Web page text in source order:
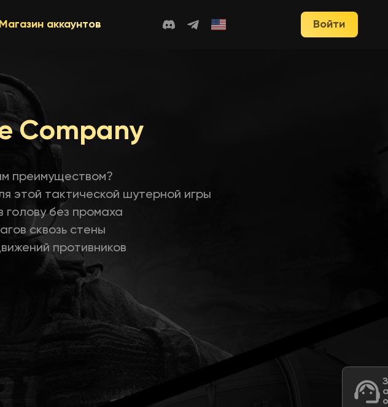
Магазин аккаунтов Войти
Company
преимуществом?
этой тактической шутерной игры
без промаха
сквозь стены
противников